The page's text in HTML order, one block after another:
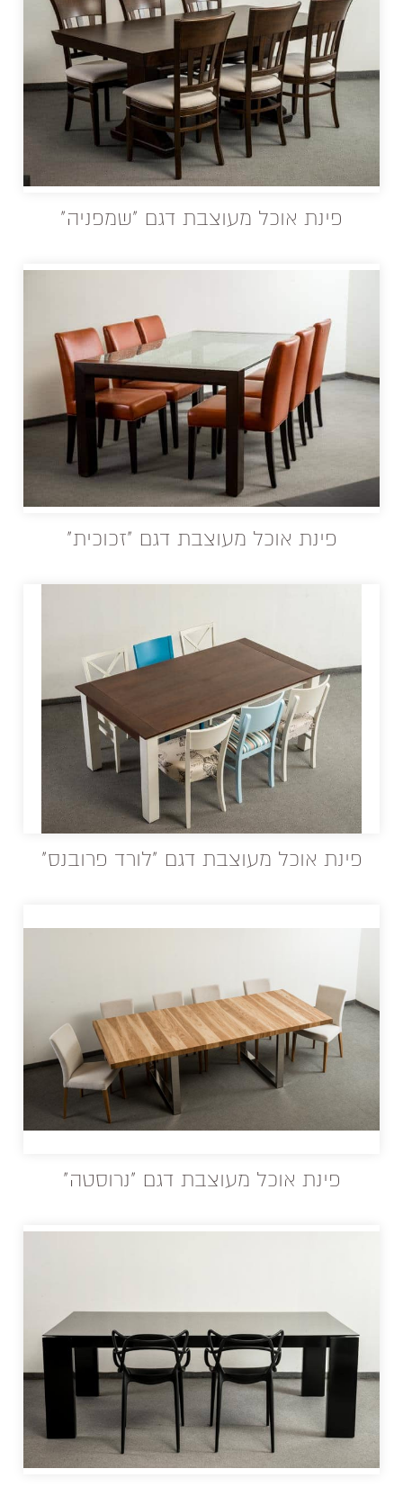
פינת אוכל מעוצבת דגם "שמפניה"
פינת אוכל מעוצבת דגם "זכוכית"
פינת אוכל מעוצבת דגם "לורד פרובנס"
פינת אוכל מעוצבת דגם "נרוסטה"